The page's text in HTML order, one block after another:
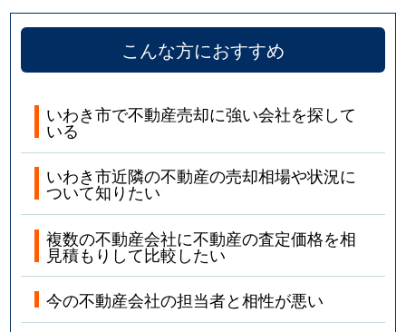
こんな方におすすめ
いわき市で不動産売却に強い会社を探して
いる
いわき市近隣の不動産の売却相場や状況に
ついて知りたい
複数の不動産会社に不動産の査定価格を相
見積もりして比較したい
今の不動産会社の担当者と相性が悪い